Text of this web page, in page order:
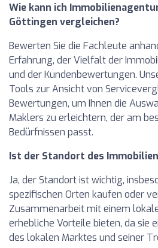
Wie kann ich
Göttingen vergleichen?
Bewerten Sie die Fachleute
Erfahrung, der Vielfalt der
und der Kundenbewertungen.
Tools zur Ansicht von
Bewertungen, um Ihnen die
Maklers zu erleichtern, der am
Bedürfnissen passt.
Ist der Standort des
Ja, der Standort ist wichtig,
spezifischen Orten kaufen oder
Zusammenarbeit mit einem
erhebliche Vorteile bieten, da sie
des lokalen Marktes und seiner